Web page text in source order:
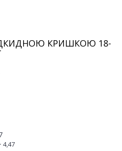
КРИШКОЮ 18-
4,47